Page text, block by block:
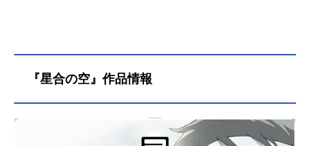
『星合の空』作品情報